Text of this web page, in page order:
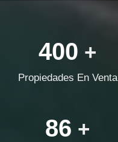
400 +
Propiedades En Venta
86 +